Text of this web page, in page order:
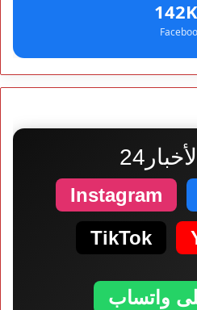
Instagram
TikTok
واتساب